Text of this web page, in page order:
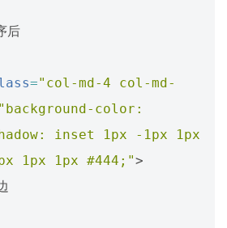
="col-md-4 col-md-
"background-color:
inset 1px -1px 1px
1px 1px #444;">